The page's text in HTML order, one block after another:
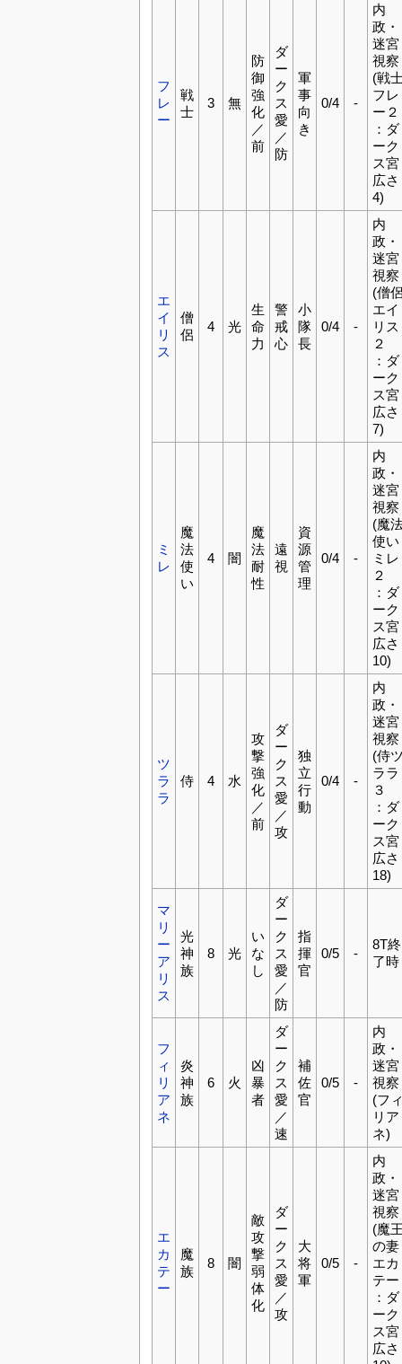
フ
レ
ー
戦
士
3 無
防
御
強
化
／
前
ダ
ー
ク
ス
愛
／
防
軍
事
向
き
0/4 -
内
政・
迷宮
視察
(戦
フレ
ー２
：ダ
ーク
ス宮
広さ
4)
エ
イ
リ
ス
僧
侶
4 光
生
命
力
警
戒
心
小
隊
長
0/4 -
内
政・
迷宮
視察
(僧
エイ
リス
２
：ダ
ーク
ス宮
広さ
7)
ミ
レ
魔
法
使
い
4 闇
魔
法
耐
性
遠
視
資
源
管
理
0/4 -
内
政・
迷宮
視察
(魔
使い
ミレ
２
：ダ
ーク
ス宮
広さ
10)
ツ
ラ
ラ
侍 4 水
攻
撃
強
化
／
前
ダ
ー
ク
ス
愛
／
攻
独
立
行
動
0/4 -
内
政・
迷宮
視察
(侍
ララ
３
：ダ
ーク
ス宮
広さ
18)
マ
リ
ー
ア
リ
ス
光
神
族
8 光
い
な
し
ダ
ー
ク
ス
愛
／
防
指
揮
官
0/5 -
8T終
了時
フ
ィ
リ
ア
ネ
炎
神
族
6 火
凶
暴
者
ダ
ー
ク
ス
愛
／
速
補
佐
官
0/5 -
内
政・
迷宮
視察
(フ
リア
ネ)
エ
カ
テ
ー
魔
族
8 闇
敵
攻
撃
弱
体
化
ダ
ー
ク
ス
愛
／
攻
大
将
軍
0/5 -
内
政・
迷宮
視察
(魔
の妻
エカ
テー
：ダ
ーク
ス宮
広さ